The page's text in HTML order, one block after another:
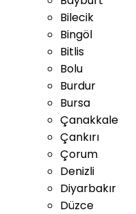
Bilecik
Bingöl
Bitlis
Bolu
Burdur
Bursa
Çanakkale
Çankırı
Çorum
Denizli
Diyarbakır
Düzce